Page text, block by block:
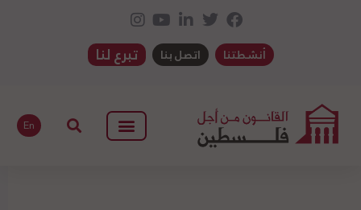
أنشطتنا اتصل بنا تبرع لنا
En